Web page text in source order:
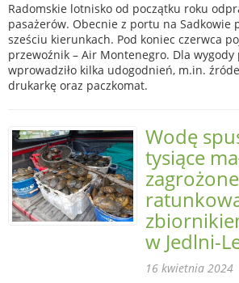
Radomskie lotnisko od początku roku
pasażerów. Obecnie z portu na Sadkowie
sześciu kierunkach. Pod koniec czerwca
przewoźnik – Air Montenegro. Dla
wprowadziło kilka udogodnień, m.in.
drukarkę oraz paczkomat.
Wodę
tysiące
w Jedlni-
16 kwietnia 2024